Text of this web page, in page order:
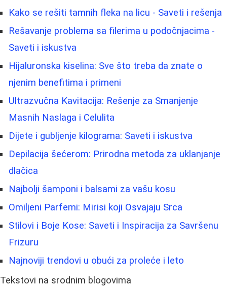
Kako se rešiti tamnih fleka na licu - Saveti i rešenja
Rešavanje problema sa filerima u podočnjacima -
Saveti i iskustva
Hijaluronska kiselina: Sve što treba da znate o
njenim benefitima i primeni
Ultrazvučna Kavitacija: Rešenje za Smanjenje
Masnih Naslaga i Celulita
Dijete i gubljenje kilograma: Saveti i iskustva
Depilacija šećerom: Prirodna metoda za uklanjanje
dlačica
Najbolji šamponi i balsami za vašu kosu
Omiljeni Parfemi: Mirisi koji Osvajaju Srca
Stilovi i Boje Kose: Saveti i Inspiracija za Savršenu
Frizuru
Najnoviji trendovi u obući za proleće i leto
Tekstovi na srodnim blogovima